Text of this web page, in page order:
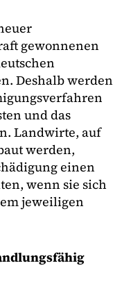
gewonnenen
Deshalb werden
und das
Landwirte, auf
werden,
einen
wenn sie sich
jeweiligen